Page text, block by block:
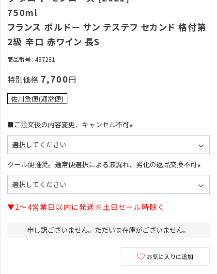
750ml
フランス ボルドー サン テステフ セカンド 格付第
2級 辛口 赤ワイン 長S
商品番号 437281
特別価格 7,700
佐川急便(通常便)
■ご注文後の内容変更、キャンセル不可
)
クール便推奨。通常便選択による液漏れ、劣化の返品交換不可
必
▼2～4営業日以内に発送※土日セール時除く
申し訳ございません。ただいま在庫がございません。
お気に入りに追加